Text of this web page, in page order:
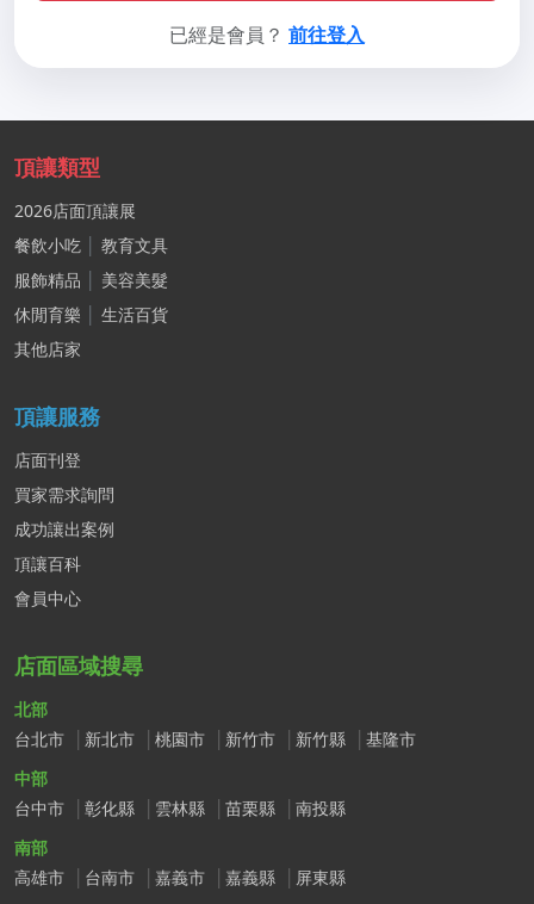
已經是會員？ 前往登入
頂讓類型
2026店面頂讓展
餐飲小吃
教育文具
服飾精品
美容美髮
休閒育樂
生活百貨
其他店家
頂讓服務
店面刊登
買家需求詢問
成功讓出案例
頂讓百科
會員中心
店面區域搜尋
北部
台北市
新北市 桃園市 新竹市 新竹縣
基隆市
中部
台中市
彰化縣 雲林縣 苗栗縣
南投縣
南部
高雄市
台南市 嘉義市 嘉義縣 屏東縣